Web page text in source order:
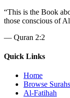
“This is the Book
those conscious of
— Quran 2:2
Quick Links
Home
Browse Surahs
Al-Fatihah